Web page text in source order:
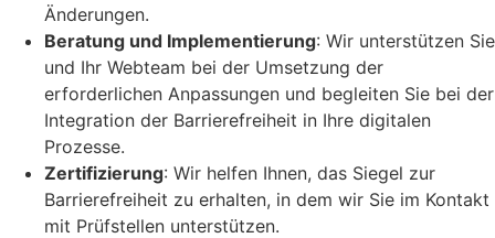
Änderungen.
Beratung und Implementierung: Wir unterstützen Sie
und Ihr Webteam bei der Umsetzung der
erforderlichen Anpassungen und begleiten Sie bei der
Integration der Barrierefreiheit in Ihre digitalen
Prozesse.
Zertifizierung: Wir helfen Ihnen, das Siegel zur
Barrierefreiheit zu erhalten, in dem wir Sie im Kontakt
mit Prüfstellen unterstützen.